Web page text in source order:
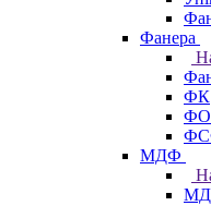
Фанера
ФК
МДФ